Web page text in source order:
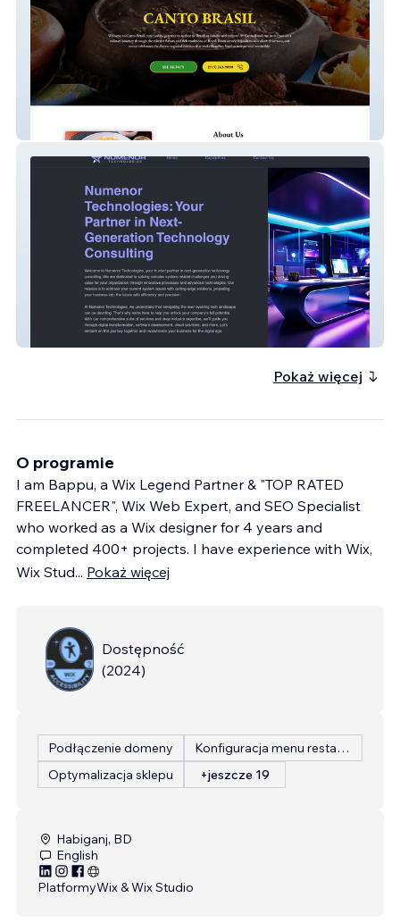
Canto Brasil
Numenor Technologies
Pokaż więcej
O programie
I am Bappu, a Wix Legend Partner & "TOP RATED
FREELANCER", Wix Web Expert, and SEO Specialist
who worked as a Wix designer for 4 years and
completed 400+ projects. I have experience with Wix,
Wix Stud... Pokaż więcej
Dostępność
(2024)
Podłączenie domeny
Konfiguracja menu restauracji
Optymalizacja sklepu
+jeszcze 19
Habiganj, BD
English
PlatformyWix & Wix Studio